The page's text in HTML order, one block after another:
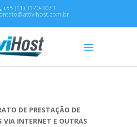
+55 (11) 3170-3073
DE PRESTAÇÃO DE
VIA INTERNET E OUTRAS